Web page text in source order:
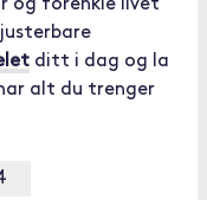
og forenkle livet
ditt i dag og la
alt du trenger